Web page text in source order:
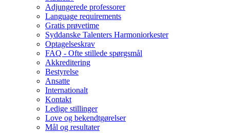
Adjungerede professorer
Language requirements
Gratis prøvetime
Syddanske Talenters Harmoniorkester
Optagelseskrav
FAQ - Ofte stillede spørgsmål
Akkreditering
Bestyrelse
Ansatte
Internationalt
Kontakt
Ledige stillinger
Love og bekendtgørelser
Mål og resultater